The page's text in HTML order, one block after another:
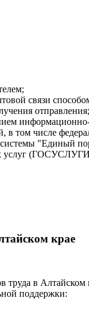
связи
отправления;
в том числе
"Единый
услуг
крае
труда в Алтайском
поддержки: